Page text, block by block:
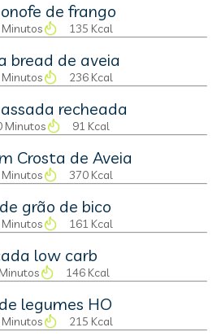
de frango
Minutos 135 Kcal
bread de aveia
Minutos 236 Kcal
recheada
Minutos 91 Kcal
Crosta de Aveia
Minutos 370 Kcal
grão de bico
161 Kcal
low carb
146 Kcal
legumes HO
215 Kcal